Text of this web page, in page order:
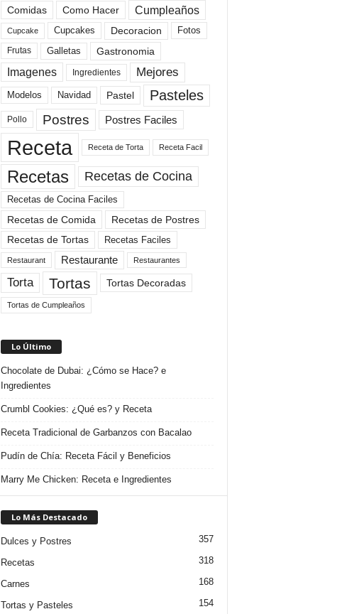
Comidas
Como Hacer Cumpleaños
Cupcake Cupcakes Decoracion Fotos
Frutas Galletas Gastronomia
Imagenes Ingredientes Mejores
Modelos Navidad Pastel Pasteles
Pollo Postres Postres Faciles
Receta Receta de Torta Receta Facil
Recetas Recetas de Cocina
Recetas de Cocina Faciles
Recetas de Comida
Recetas de Postres
Recetas de Tortas
Recetas Faciles
Restaurant Restaurante Restaurantes
Torta Tortas Tortas Decoradas
Tortas de Cumpleaños
Lo Último
Chocolate de Dubai: ¿Cómo se Hace? e
Ingredientes
Crumbl Cookies: ¿Qué es? y Receta
Receta Tradicional de Garbanzos con Bacalao
Pudín de Chía: Receta Fácil y Beneficios
Marry Me Chicken: Receta e Ingredientes
Lo Más Destacado
Dulces y Postres 357
Recetas 318
Carnes 168
Tortas y Pasteles 154